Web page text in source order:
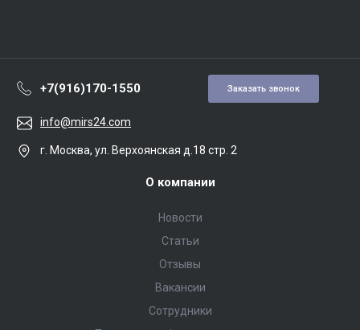
+7(916)170-1550 Заказать звонок
info@mirs24.com
г. Москва, ул. Верхоянская д.18 стр. 2
О компании
Новости
Статьи
Отзывы
Вакансии
Сотрудники